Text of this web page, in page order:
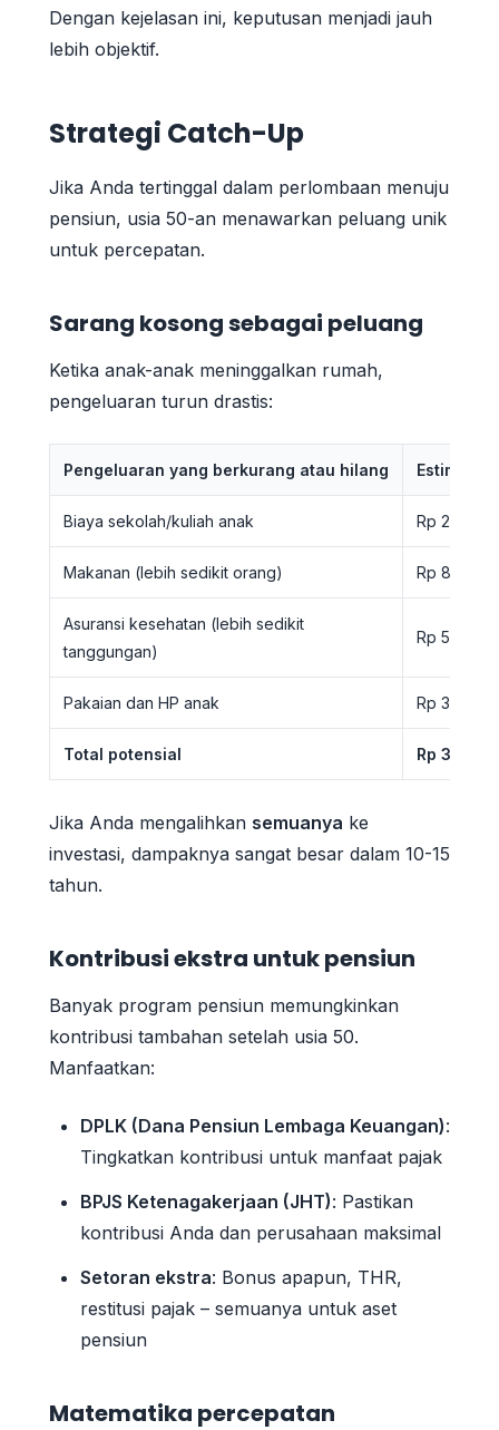
Dengan kejelasan ini, keputusan menjadi jauh
lebih objektif.
Strategi Catch-Up
Jika Anda tertinggal dalam perlombaan menuju
pensiun, usia 50-an menawarkan peluang unik
untuk percepatan.
Sarang kosong sebagai peluang
Ketika anak-anak meninggalkan rumah,
pengeluaran turun drastis:
Pengeluaran yang berkurang atau hilang Estimasi
Biaya sekolah/kuliah anak Rp
Makanan (lebih sedikit orang) Rp
Asuransi kesehatan (lebih sedikit
tanggungan)
Rp
Pakaian dan HP anak Rp
Total potensial Rp
Jika Anda mengalihkan semuanya ke
investasi, dampaknya sangat besar dalam 10-15
tahun.
Kontribusi ekstra untuk pensiun
Banyak program pensiun memungkinkan
kontribusi tambahan setelah usia 50.
Manfaatkan:
DPLK (Dana Pensiun Lembaga Keuangan):
Tingkatkan kontribusi untuk manfaat pajak
BPJS Ketenagakerjaan (JHT): Pastikan
kontribusi Anda dan perusahaan maksimal
Setoran ekstra: Bonus apapun, THR,
restitusi pajak – semuanya untuk aset
pensiun
Matematika percepatan